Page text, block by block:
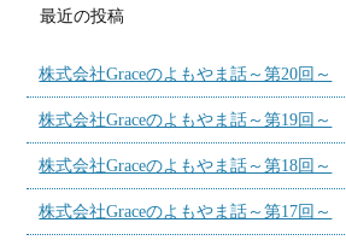
最近の投稿
株式会社Graceのよもやま話～第20回～
株式会社Graceのよもやま話～第19回～
株式会社Graceのよもやま話～第18回～
株式会社Graceのよもやま話～第17回～